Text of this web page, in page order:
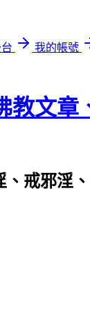
我的帳號
教文章
、戒邪淫